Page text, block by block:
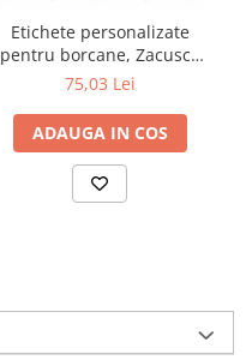
Etichete personalizate
pentru borcane, Zacusca
custom, 54x144 mm, 500
75,03 Lei
ADAUGA IN COS